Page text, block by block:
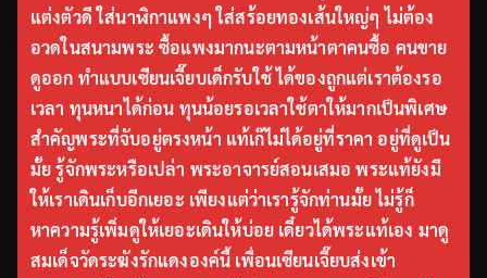
แต่งตัวดี ใส่นาฬิกาแพงๆ ใส่สร้อยทองเส้นใหญ่ๆ ไม่ต้อง
อวดในสนามพระ ซื้อแพงมากนะตามหน้าตาคนซื้อ คนขาย
ดูออก ทำแบบเซียนเจี๊ยบเด็กรับใช้ ได้ของถูกแต่เราต้องรอ
เวลา ทุนหนาได้ก่อน ทุนน้อยรอเวลาใช้ตาให้มากเป็นพิเศษ
สำคัญพระที่จับอยู่ตรงหน้า แท้เก๊ไม่ได้อยู่ที่ราคา อยู่ที่ดูเป็น
มั้ย รู้จักพระหรือเปล่า พระอาจารย์สอนเสมอ พระแท้ยังมี
ให้เราเดินเก็บอีกเยอะ เพียงแต่ว่าเรารู้จักท่านมั้ย ไม่รู้ก็
หาความรู้เพิ่มดูให้เยอะเดินให้บ่อย เดี๋ยวได้พระแท้เอง มาดู
สมเด็จวัดระฆังรักแดงองค์นี้ เพื่อนเซียนเจี๊ยบส่งเข้า